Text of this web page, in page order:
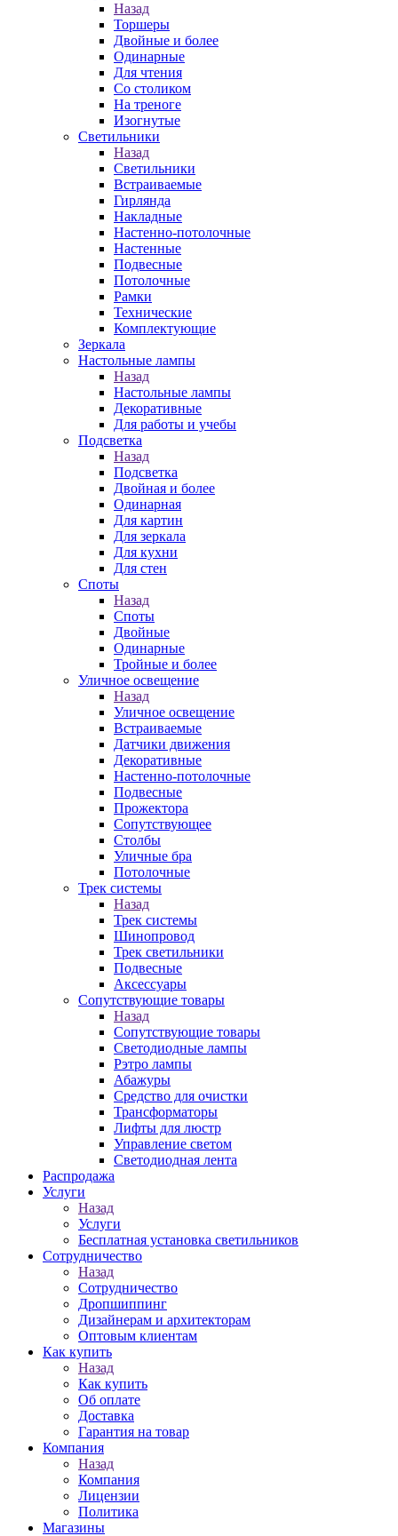
Назад
Торшеры
Двойные и более
Одинарные
Для чтения
Со столиком
На треноге
Изогнутые
Светильники
Назад
Светильники
Встраиваемые
Гирлянда
Накладные
Настенно-потолочные
Настенные
Подвесные
Потолочные
Рамки
Технические
Комплектующие
Зеркала
Настольные лампы
Назад
Настольные лампы
Декоративные
Для работы и учебы
Подсветка
Назад
Подсветка
Двойная и более
Одинарная
Для картин
Для зеркала
Для кухни
Для стен
Споты
Назад
Споты
Двойные
Одинарные
Тройные и более
Уличное освещение
Назад
Уличное освещение
Встраиваемые
Датчики движения
Декоративные
Настенно-потолочные
Подвесные
Прожектора
Сопутствующее
Столбы
Уличные бра
Потолочные
Трек системы
Назад
Трек системы
Шинопровод
Трек светильники
Подвесные
Аксессуары
Сопутствующие товары
Назад
Сопутствующие товары
Светодиодные лампы
Рэтро лампы
Абажуры
Средство для очистки
Трансформаторы
Лифты для люстр
Управление светом
Светодиодная лента
Распродажа
Услуги
Назад
Услуги
Бесплатная установка светильников
Сотрудничество
Назад
Сотрудничество
Дропшиппинг
Дизайнерам и архитекторам
Оптовым клиентам
Как купить
Назад
Как купить
Об оплате
Доставка
Гарантия на товар
Компания
Назад
Компания
Лицензии
Политика
Магазины